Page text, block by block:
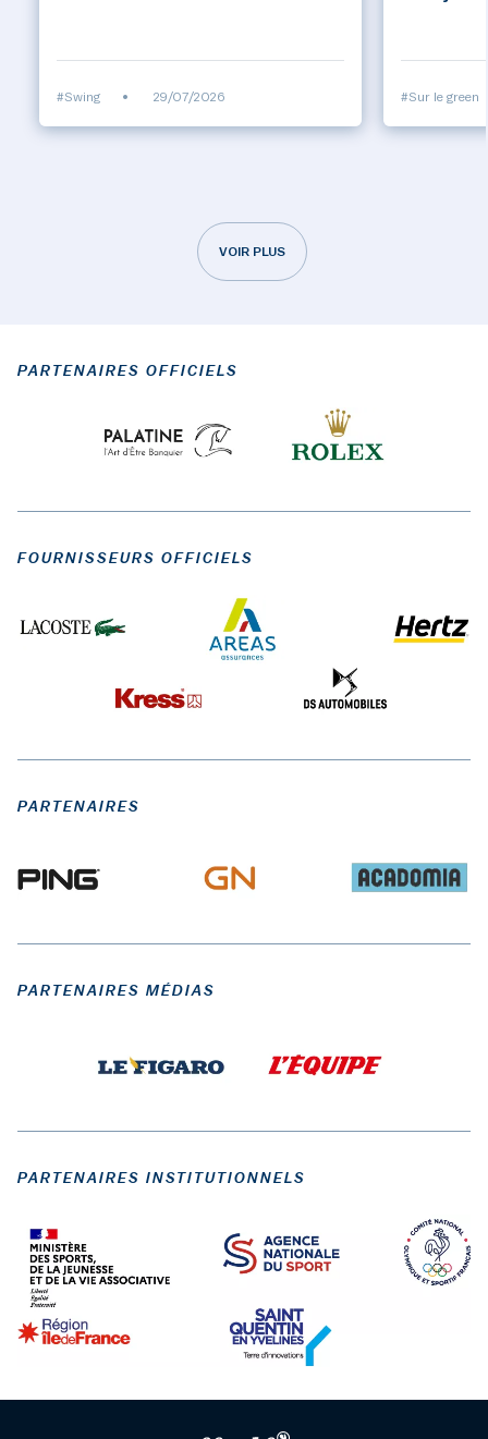
#Swing • 29/07/2026 #Sur le green
VOIR PLUS
PARTENAIRES OFFICIELS
FOURNISSEURS OFFICIELS
PARTENAIRES
PARTENAIRES MÉDIAS
PARTENAIRES INSTITUTIONNELS